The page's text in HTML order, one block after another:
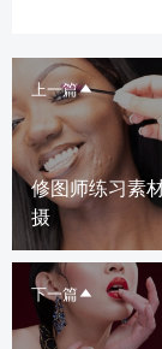
上一篇
修图师练习素
摄
下一篇